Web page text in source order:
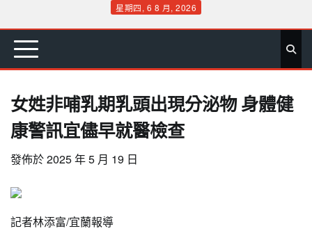
content
星期四, 6 8 月, 2026
首 要 娛 生 社 文 公 運 旅 政 地 專
女姓非哺乳期乳頭出現分泌物 身體健
康警訊宜儘早就醫檢查
發佈於2025 年 5 月 19 日
記者林添富/宜蘭報導